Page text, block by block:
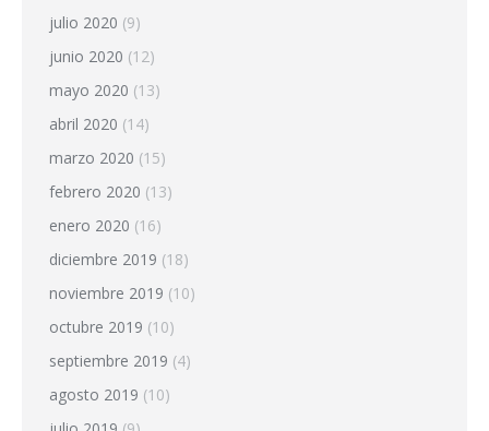
julio 2020 (9)
junio 2020 (12)
mayo 2020 (13)
abril 2020 (14)
marzo 2020 (15)
febrero 2020 (13)
enero 2020 (16)
diciembre 2019 (18)
noviembre 2019 (10)
octubre 2019 (10)
septiembre 2019 (4)
agosto 2019 (10)